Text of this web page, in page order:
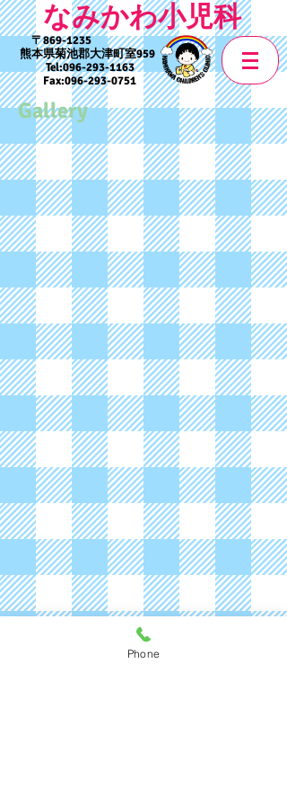
なみかわ小児科
869-1235
県菊池郡大津町室959
096-293-1163
096-293-0751
Gallery
Phone